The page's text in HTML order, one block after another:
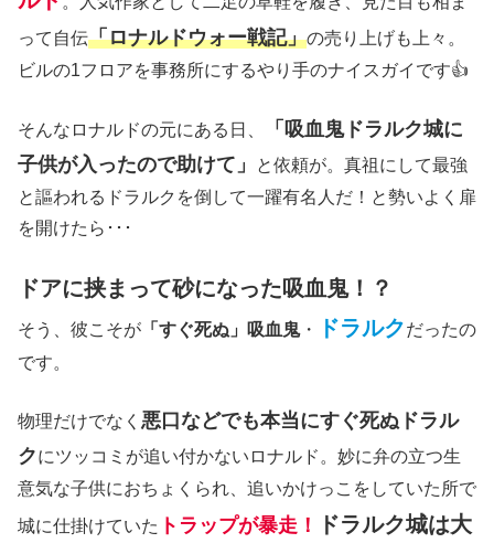
って自伝「ロナルドウォー戦記」の売り上げも上々。
ビルの1フロアを事務所にするやり手のナイスガイです👍
そんなロナルドの元にある日、
「吸血鬼ドラルク城に
子供が入ったので助けて」
と依頼が。真祖にして最強
と謳われるドラルクを倒して一躍有名人だ！と勢いよく扉
を開けたら･･･
ドアに挟まって砂になった吸血鬼！？
そう、彼こそが 「すぐ死ぬ」吸血鬼・ ドラルクだったの
です。
物理だけでなく 悪口などでも本当にすぐ死ぬドラル
クにツッコミが追い付かないロナルド。妙に弁の立つ生
意気な子供におちょくられ、追いかけっこをしていた所で
城に仕掛けていた トラップが暴走！
ドラルク城は大